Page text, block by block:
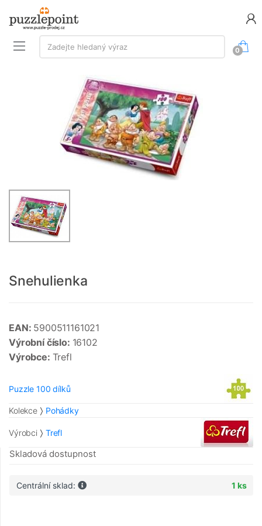
Vyhledávání:
Zadejte hledaný výraz
0
Snehulienka
EAN: 5900511161021
Výrobní číslo: 16102
Výrobce: Trefl
Puzzle 100 dílků
Kolekce Pohádky
Výrobci Trefl
Skladová dostupnost
Centrální sklad: 1 ks